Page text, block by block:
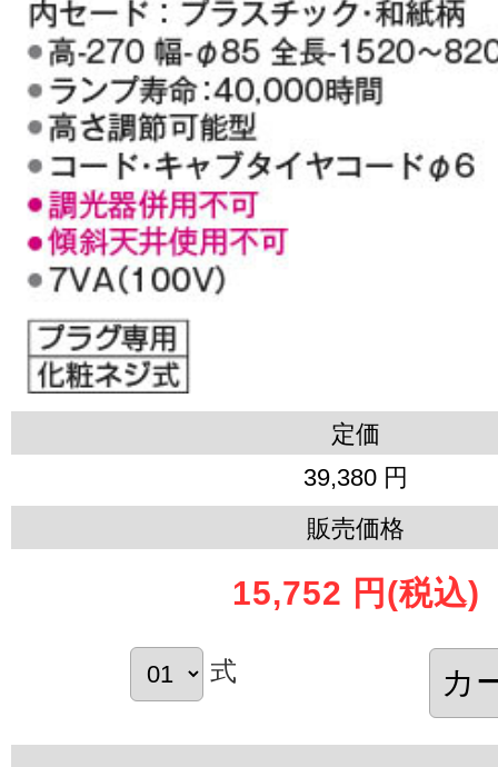
定価
39,380 円
販売価格
15,752 円 (税込)
式